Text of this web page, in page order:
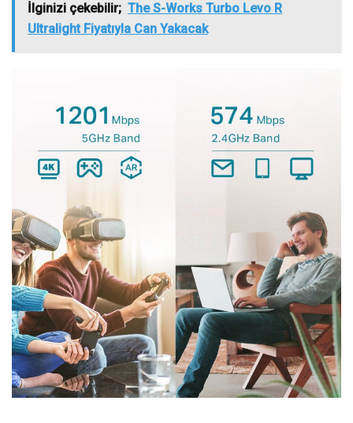
İlginizi çekebilir; The S-Works Turbo Levo R
Ultralight Fiyatıyla Can Yakacak